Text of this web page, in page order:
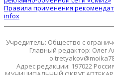
Правила применения
infox
Учредитель: Общество с
Главный редактор: Олег
Адрес редакции: 197022